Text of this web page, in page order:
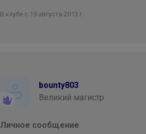
В клубе с 19 августа 2013 г.
bounty803
Великий магистр
Личное сообщение